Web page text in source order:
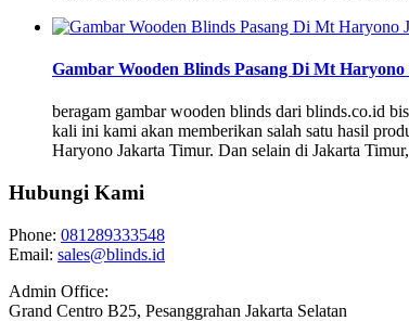
Gambar Wooden Blinds Pasang Di Mt
beragam gambar wooden blinds dari blinds.co.id
kali ini kami akan memberikan salah satu hasil
Haryono Jakarta Timur. Dan selain di Jakarta
Hubungi Kami
Phone: 081289333548
Email: sales@blinds.id
Admin Office:
Grand Centro B25, Pesanggrahan Jakarta Selatan